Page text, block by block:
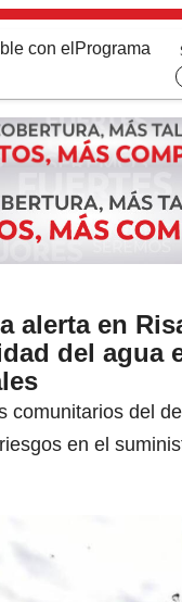
con el Programa
alerta en
del agua
comunitarios del
en el